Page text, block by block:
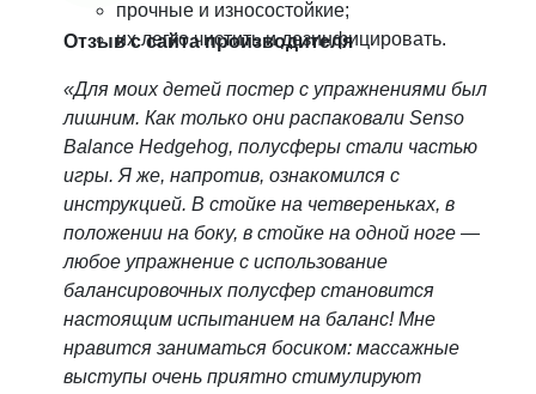
прочные и износостойкие;
их легко чистить и дезинфицировать.
Отзыв с сайта производителя
«Для моих детей постер с упражнениями был
лишним. Как только они распаковали Senso
Balance Hedgehog, полусферы стали частью
игры. Я же, напротив, ознакомился с
инструкцией. В стойке на четвереньках, в
положении на боку, в стойке на одной ноге —
любое упражнение с использование
балансировочных полусфер становится
настоящим испытанием на баланс! Мне
нравится заниматься босиком: массажные
выступы очень приятно стимулируют